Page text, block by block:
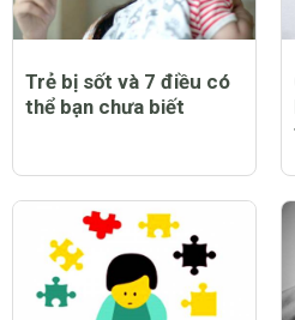
Trẻ bị sốt và 7 điều có
thể bạn chưa biết